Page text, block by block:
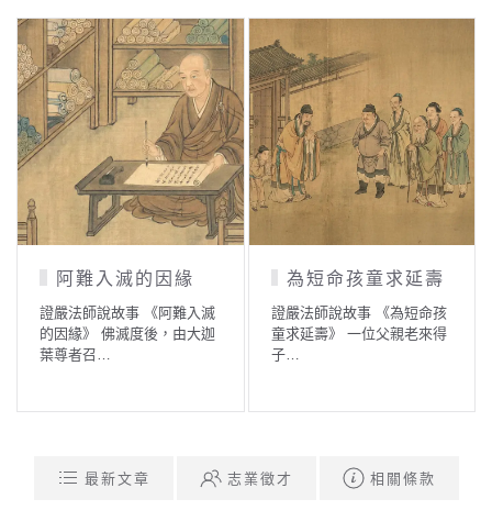
阿難入滅的因緣
證嚴法師說故事 《阿難入滅
的因緣》 佛滅度後，由大迦
葉尊者召…
為短命孩童求延壽
證嚴法師說故事 《為短命孩
童求延壽》 一位父親老來得
子…
最新文章 志業徵才 相關條款